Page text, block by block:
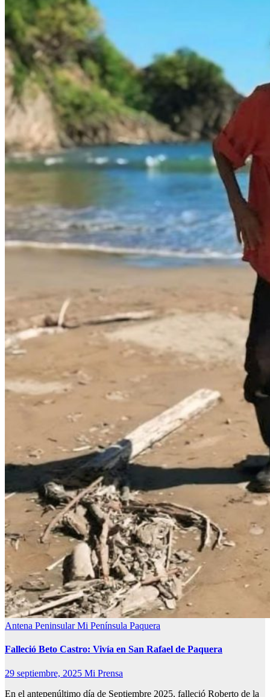
Antena PeninsularMi Península Paquera
Falleció Beto Castro: Vivía en San Rafael de Paquera
29 septiembre, 2025 Mi Prensa
En el antepenúltimo día de Septiembre 2025, falleció Roberto de la